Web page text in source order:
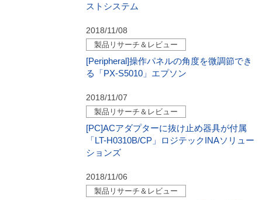
ストシステム
2018/11/08
製品リサーチ＆レビュー
[Peripheral]操作パネルの角度を微調節でき
る「PX-S5010」エプソン
2018/11/07
製品リサーチ＆レビュー
[PC]ACアダプターに抜け止め器具が付属
「LT-H0310B/CP」ロジテックINAソリュー
ションズ
2018/11/06
製品リサーチ＆レビュー